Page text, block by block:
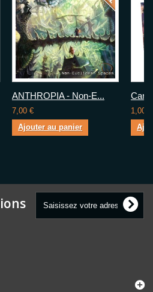
ANTHROPIA - Non-E...
7,00 €
Ajouter au panier
1,00 €